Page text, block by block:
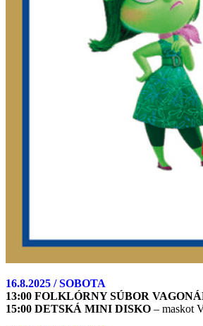
16.8.2025 / SOBOTA
13:00 FOLKLÓRNY SÚBOR
15:00 DETSKÁ MINI DISKO – maskot